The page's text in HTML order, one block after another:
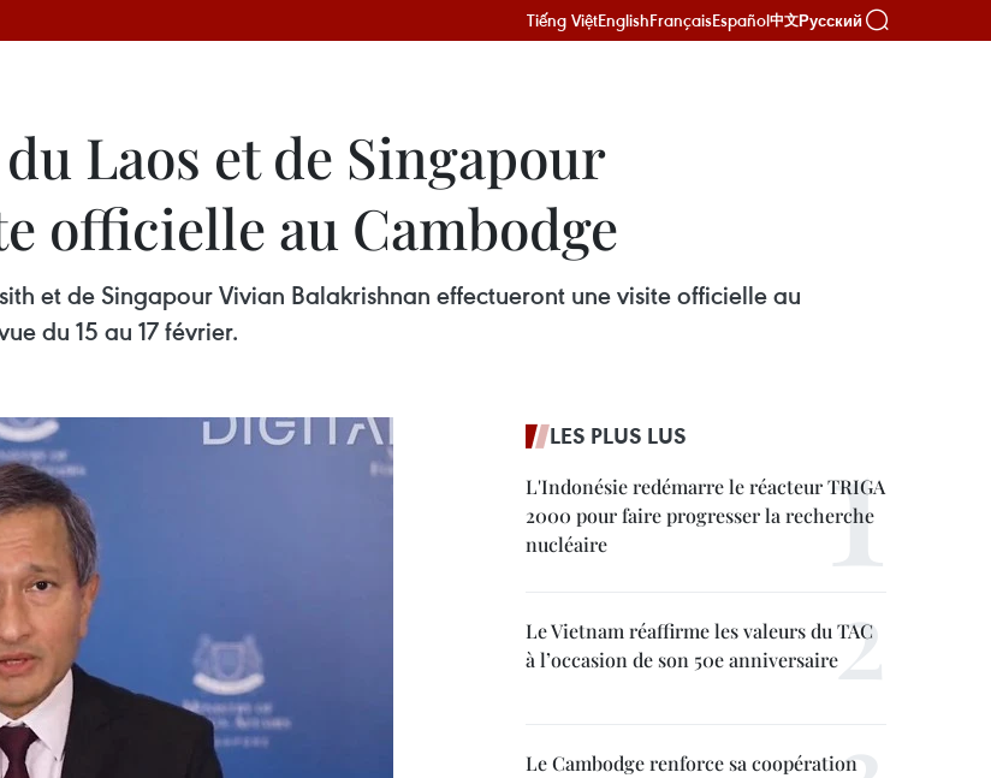
Tiếng ViệtEnglishFrançaisEspañol中文Русский
Laos et de Singapour
officielle au Cambodge
et de Singapour Vivian Balakrishnan effectueront une visite officielle au
du 15 au 17 février.
LES PLUS LUS
L'Indonésie redémarre le réacteur TRIGA
2000 pour faire progresser la recherche
nucléaire
Le Vietnam réaffirme les valeurs du TAC
à l’occasion de son 50e anniversaire
Le Cambodge renforce sa coopération